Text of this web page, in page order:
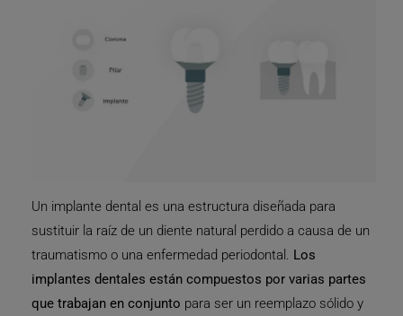
Un implante dental es una estructura diseñada para
sustituir la raíz de un diente natural perdido a causa de un
traumatismo o una enfermedad periodontal. Los
implantes dentales están compuestos por varias partes
que trabajan en conjunto para ser un reemplazo sólido y